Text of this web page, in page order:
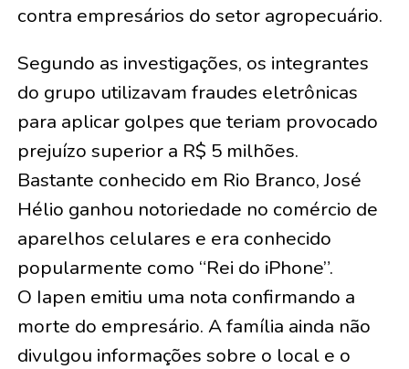
contra empresários do setor agropecuário.
Segundo as investigações, os integrantes
do grupo utilizavam fraudes eletrônicas
para aplicar golpes que teriam provocado
prejuízo superior a R$ 5 milhões.
Bastante conhecido em Rio Branco, José
Hélio ganhou notoriedade no comércio de
aparelhos celulares e era conhecido
popularmente como “Rei do iPhone”.
O Iapen emitiu uma nota confirmando a
morte do empresário. A família ainda não
divulgou informações sobre o local e o